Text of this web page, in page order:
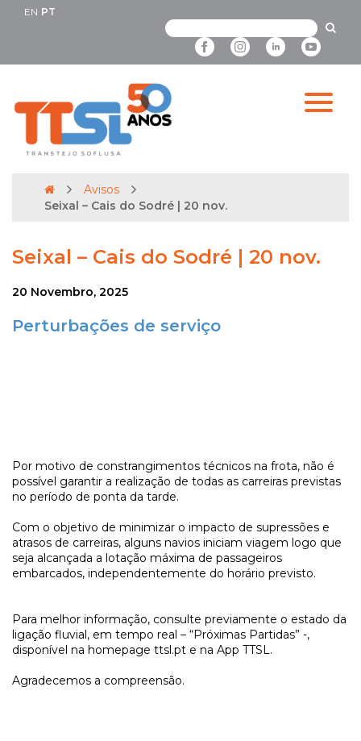
EN PT
Avisos
Seixal – Cais do Sodré | 20 nov.
Seixal – Cais do Sodré | 20 nov.
20 Novembro, 2025
Perturbações de serviço
Por motivo de constrangimentos técnicos na frota, não é
possível garantir a realização de todas as carreiras previstas
no período de ponta da tarde.
Com o objetivo de minimizar o impacto de supressões e
atrasos de carreiras, alguns navios iniciam viagem logo que
seja alcançada a lotação máxima de passageiros
embarcados, independentemente do horário previsto.
Para melhor informação, consulte previamente o estado da
ligação fluvial, em tempo real – “Próximas Partidas” -,
disponível na homepage ttsl.pt e na App TTSL.
Agradecemos a compreensão.